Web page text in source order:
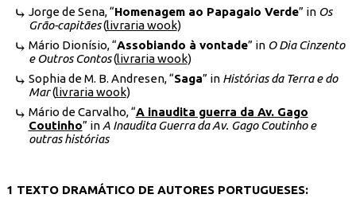
Jorge de Sena, “Homenagem ao Papagaio Verde” in Os
Grão-capitães(livraria wook)
Mário Dionísio, “Assobiando à vontade” in O Dia Cinzento
e Outros Contos(livraria wook)
Sophia de M. B. Andresen, “Saga” in Histórias da Terra e do
Mar(livraria wook)
Mário de Carvalho, “A inaudita guerra da Av. Gago
Coutinho” in A Inaudita Guerra da Av. Gago Coutinho e
outras histórias
1 TEXTO DRAMÁTICO DE AUTORES PORTUGUESES: